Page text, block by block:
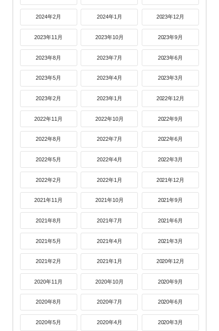
2024年2月 2024年1月 2023年12月
2023年11月 2023年10月 2023年9月
2023年8月 2023年7月 2023年6月
2023年5月 2023年4月 2023年3月
2023年2月 2023年1月 2022年12月
2022年11月 2022年10月 2022年9月
2022年8月 2022年7月 2022年6月
2022年5月 2022年4月 2022年3月
2022年2月 2022年1月 2021年12月
2021年11月 2021年10月 2021年9月
2021年8月 2021年7月 2021年6月
2021年5月 2021年4月 2021年3月
2021年2月 2021年1月 2020年12月
2020年11月 2020年10月 2020年9月
2020年8月 2020年7月 2020年6月
2020年5月 2020年4月 2020年3月